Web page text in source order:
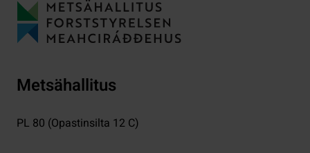
Metsähallitus
PL 80 (Opastinsilta 12 C)